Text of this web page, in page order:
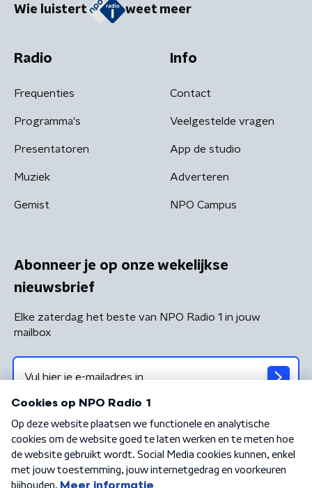
Wie luistert weet meer
Radio
Frequenties
Programma's
Presentatoren
Muziek
Gemist
Info
Contact
Veelgestelde vragen
App de studio
Adverteren
NPO Campus
Abonneer je op onze wekelijkse
nieuwsbrief
Elke zaterdag het beste van NPO Radio 1 in jouw
mailbox
Algemene voorwaarden